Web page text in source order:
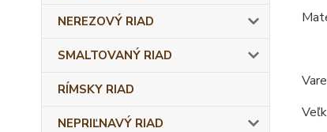
NEREZOVÝ RIAD
SMALTOVANÝ RIAD
RÍMSKY RIAD
NEPRIĽNAVÝ RIAD